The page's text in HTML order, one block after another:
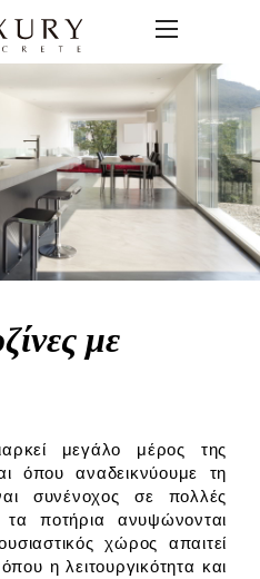
με
μεγάλο μέρος της
όπου αναδεικνύουμε τη
συνένοχος σε πολλές
τα ποτήρια ανυψώνονται
χώρος απαιτεί
η λειτουργικότητα και